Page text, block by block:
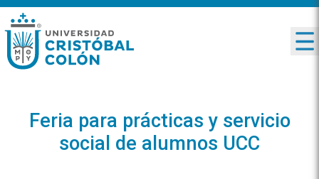
Feria para prácticas y servicio
social de alumnos UCC